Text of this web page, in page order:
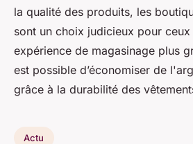
la qualité des produits, les
sont un choix judicieux pour
expérience de magasinage plus
est possible d’économiser de
grâce à la durabilité des
Actu